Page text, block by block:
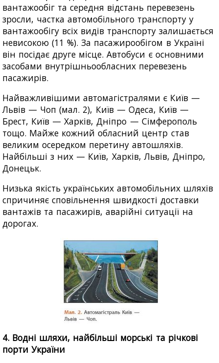
вантажообіг та середня відстань перевезень
зросли, частка автомобільного транспорту у
вантажообігу всіх видів транспорту залишається
невисокою (11 %). За пасажирообігом в Україні
він посідає друге місце. Автобуси є основними
засобами внутрішньообласних перевезень
пасажирів.
Найважливішими автомагістралями є Київ —
Львів — Чоп (мал. 2), Київ — Одеса, Київ —
Брест, Київ — Харків, Дніпро — Сімферополь
тощо. Майже кожний обласний центр став
великим осередком перетину автошляхів.
Найбільші з них — Київ, Харків, Львів, Дніпро,
Донецьк.
Низька якість українських автомобільних шляхів
спричиняє сповільнення швидкості доставки
вантажів та пасажирів, аварійні ситуації на
дорогах.
4. Водні шляхи, найбільші морські та річкові
порти України